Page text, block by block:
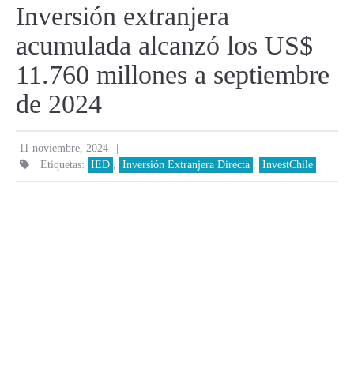
Inversión extranjera
acumulada alcanzó los US$
11.760 millones a septiembre
de 2024
11 noviembre, 2024 |
Etiquetas: IED Inversión Extranjera Directa InvestChile